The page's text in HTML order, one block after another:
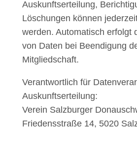
Auskunftserteilung,
Löschungen können
werden. Automatisch erfolgt
von Daten bei Beendigung
Mitgliedschaft.
Verantwortlich für
Auskunftserteilung:
Verein Salzburger
Friedensstraße 14, 5020